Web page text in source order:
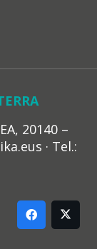
20140 –
· Tel.: